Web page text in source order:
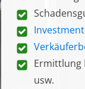
Ermittlung
usw.